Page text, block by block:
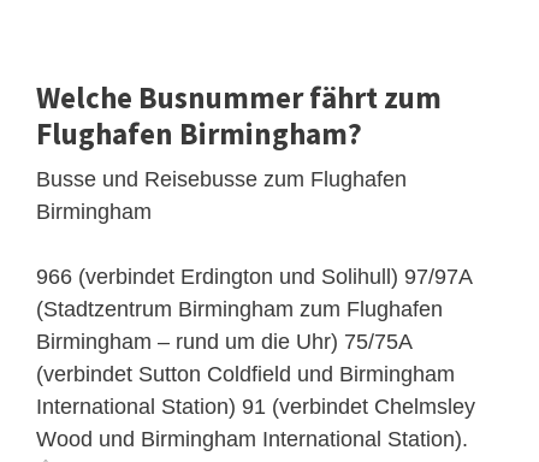
Welche Busnummer fährt zum
Flughafen Birmingham?
Busse und Reisebusse zum Flughafen
Birmingham
966 (verbindet Erdington und Solihull) 97/97A
(Stadtzentrum Birmingham zum Flughafen
Birmingham – rund um die Uhr) 75/75A
(verbindet Sutton Coldfield und Birmingham
International Station) 91 (verbindet Chelmsley
Wood und Birmingham International Station).